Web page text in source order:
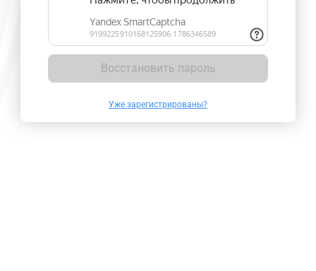
Восстановить пароль
Уже зарегистрированы?